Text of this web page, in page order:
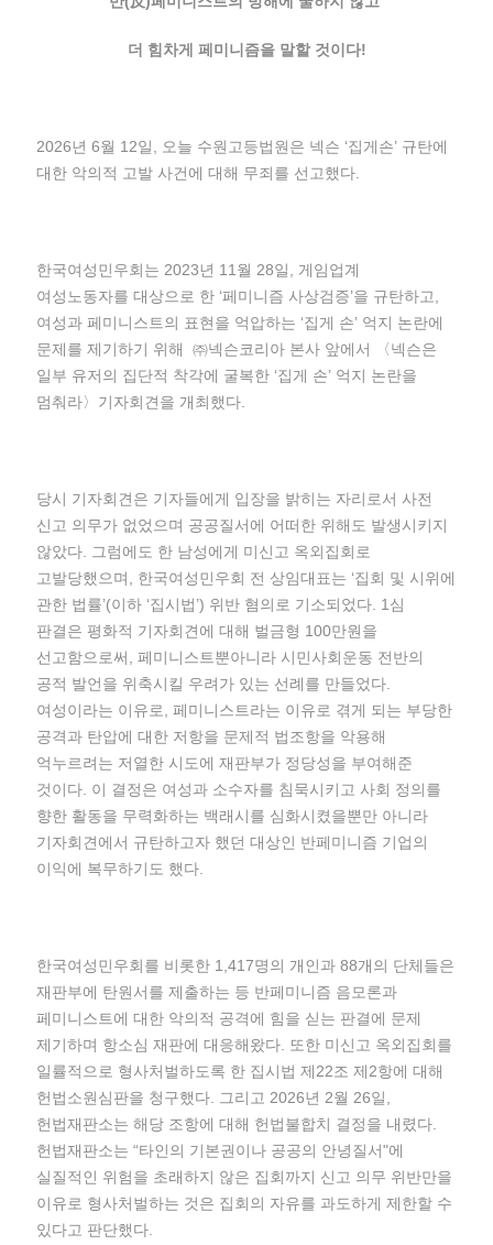
더 힘차게 페미니즘을 말할 것이다!
2026년 6월 12일, 오늘 수원고등법원은 넥슨 ‘집게손’ 규탄에
대한 악의적 고발 사건에 대해 무죄를 선고했다.
한국여성민우회는 2023년 11월 28일, 게임업계
여성노동자를 대상으로 한 ‘페미니즘 사상검증’을 규탄하고,
여성과 페미니스트의 표현을 억압하는 ‘집게 손’ 억지 논란에
문제를 제기하기 위해 ㈜넥슨코리아 본사 앞에서 〈넥슨은
일부 유저의 집단적 착각에 굴복한 ‘집게 손’ 억지 논란을
멈춰라〉기자회견을 개최했다.
당시 기자회견은 기자들에게 입장을 밝히는 자리로서 사전
신고 의무가 없었으며 공공질서에 어떠한 위해도 발생시키지
않았다. 그럼에도 한 남성에게 미신고 옥외집회로
고발당했으며, 한국여성민우회 전 상임대표는 ‘집회 및 시위에
관한 법률’(이하 ‘집시법’) 위반 혐의로 기소되었다. 1심
판결은 평화적 기자회견에 대해 벌금형 100만원을
선고함으로써, 페미니스트뿐아니라 시민사회운동 전반의
공적 발언을 위축시킬 우려가 있는 선례를 만들었다.
여성이라는 이유로, 페미니스트라는 이유로 겪게 되는 부당한
공격과 탄압에 대한 저항을 문제적 법조항을 악용해
억누르려는 저열한 시도에 재판부가 정당성을 부여해준
것이다. 이 결정은 여성과 소수자를 침묵시키고 사회 정의를
향한 활동을 무력화하는 백래시를 심화시켰을뿐만 아니라
기자회견에서 규탄하고자 했던 대상인 반페미니즘 기업의
이익에 복무하기도 했다.
한국여성민우회를 비롯한 1,417명의 개인과 88개의 단체들은
재판부에 탄원서를 제출하는 등 반페미니즘 음모론과
페미니스트에 대한 악의적 공격에 힘을 싣는 판결에 문제
제기하며 항소심 재판에 대응해왔다. 또한 미신고 옥외집회를
일률적으로 형사처벌하도록 한 집시법 제22조 제2항에 대해
헌법소원심판을 청구했다. 그리고 2026년 2월 26일,
헌법재판소는 해당 조항에 대해 헌법불합치 결정을 내렸다.
헌법재판소는 “타인의 기본권이나 공공의 안녕질서"에
실질적인 위험을 초래하지 않은 집회까지 신고 의무 위반만을
이유로 형사처벌하는 것은 집회의 자유를 과도하게 제한할 수
있다고 판단했다.